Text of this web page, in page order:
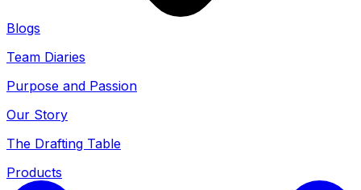
Blogs
Team Diaries
Purpose and Passion
Our Story
The Drafting Table
Products